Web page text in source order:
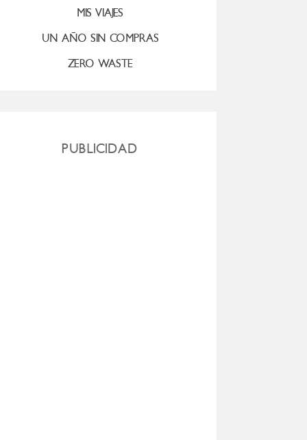
MIS VIAJES
UN AÑO SIN COMPRAS
ZERO WASTE
PUBLICIDAD